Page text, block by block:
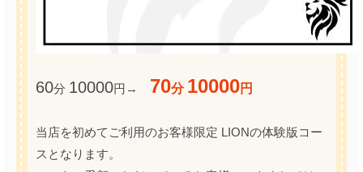
60分 10000円→ 70分 10000円
当店を初めてご利用のお客様限定 LIONの体験版コー
スとなります。